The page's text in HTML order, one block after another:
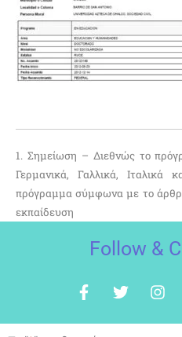
1. Σημείωση – Διεθνώς το
Γερμανικά, Γαλλικά,
πρόγραμμα σύμφωνα με το
εκπαίδευση
Follow &
F
a
Κ
ε
Ί
ν